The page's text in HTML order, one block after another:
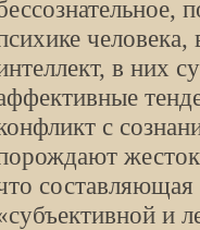
в них
с
составляющая
и